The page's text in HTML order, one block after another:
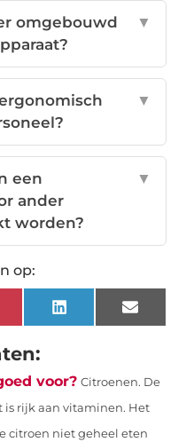
omgebouwd
▼
▼
een
ander
worden?
▼
op:
LinkedInEmail
voor? Citroenen. De
is rijk aan vitaminen. Het
citroen niet geheel eten